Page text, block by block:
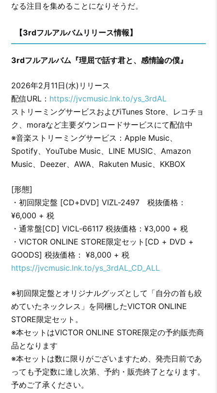
なる注目を集めることになりそうだ。
【3rdフルアルバムリリース情報】
3rdフルアルバム『理屈で話す君と、感情論の僕』
2026年2月11日(水)リリース
配信URL： https://jvcmusic.lnk.to/ys_3rdAL
ストリーミングサービスおよびiTunes Store、レコチョ
ク、moraなど主要ダウンロードサービスにて配信中
※音楽ストリーミングサービス：Apple Music、
Spotify、YouTube Music、LINE MUSIC、Amazon
Music、Deezer、AWA、Rakuten Music、KKBOX
[形態]
・初回限定盤 [CD+DVD] VIZL-2497 税抜価格：
¥6,000 + 税
・通常盤[CD] VICL-66117 税抜価格：¥3,000 + 税
・VICTOR ONLINE STORE限定セット[CD + DVD +
GOODS] 税抜価格： ¥8,000 + 税
https://jvcmusic.lnk.to/ys_3rdAL_CD_ALL
※初回限定盤とオリジナルグッズとして「自分の首も絞
めていたネックレス」を同梱したVICTOR ONLINE
STORE限定セット。
※本セットはVICTOR ONLINE STORE限定の予約販売商
品となります
※本セットは数に限りがございますため、発売日前であ
っても予定数に達し次第、予約・販売終了となります。
予めご了承ください。